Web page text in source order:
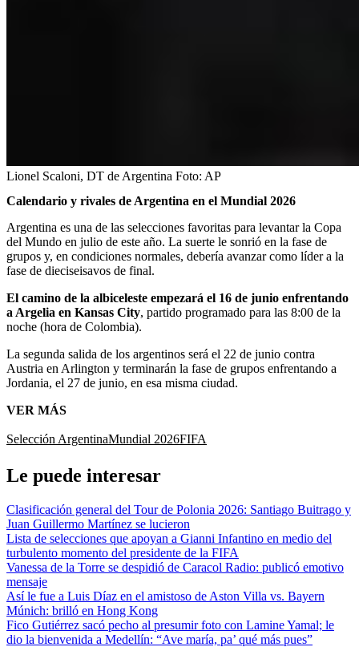
Lionel Scaloni, DT de Argentina Foto: AP
Calendario y rivales de Argentina en el Mundial 2026
Argentina es una de las selecciones favoritas para levantar la Copa
del Mundo en julio de este año. La suerte le sonrió en la fase de
grupos y, en condiciones normales, debería avanzar como líder a la
fase de dieciseisavos de final.
El camino de la albiceleste empezará el 16 de junio enfrentando
a Argelia en Kansas City, partido programado para las 8:00 de la
noche (hora de Colombia).
La segunda salida de los argentinos será el 22 de junio contra
Austria en Arlington y terminarán la fase de grupos enfrentando a
Jordania, el 27 de junio, en esa misma ciudad.
VER MÁS
Selección ArgentinaMundial 2026FIFA
Le puede interesar
Clasificación general del Tour de Polonia 2026: Santiago Buitrago y
Juan Guillermo Martínez se lucieron
Lista de selecciones que apoyan a Gianni Infantino en medio del
turbulento momento del presidente de la FIFA
Vanessa de la Torre se despidió de Caracol Radio: publicó emotivo
mensaje
Así le fue a Luis Díaz en el amistoso de Aston Villa vs. Bayern
Múnich: brilló en Hong Kong
Fico Gutiérrez sacó pecho al presumir foto con Lamine Yamal; le
dio la bienvenida a Medellín: “Ave maría, pa’ qué más pues”